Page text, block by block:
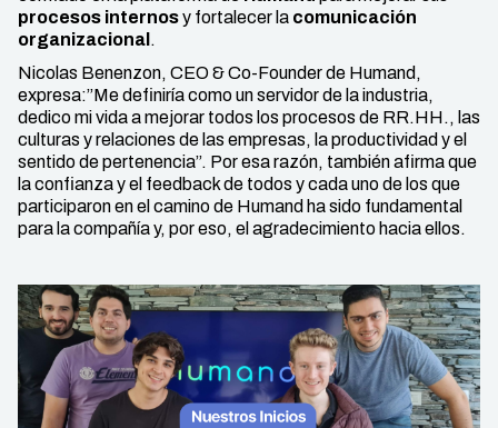
procesos internosy fortalecer la comunicación
organizacional .
Nicolas Benenzon, CEO & Co-Founder de Humand,
expresa:”Me definiría como un servidor de la industria,
dedico mi vida a mejorar todos los procesos de RR.HH., las
culturas y relaciones de las empresas, la productividad y el
sentido de pertenencia”. Por esa razón, también afirma que
la confianza y el feedback de todos y cada uno de los que
participaron en el camino de Humand ha sido fundamental
para la compañía y, por eso, el agradecimiento hacia ellos.